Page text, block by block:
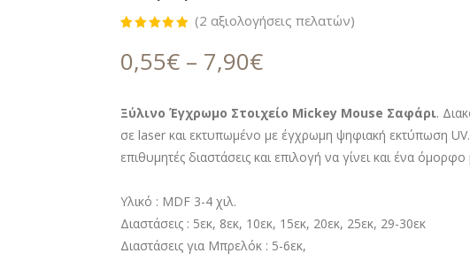
από 5 με
βάση
(2 αξιολογήσεις πελατών)
0,55€ – 7,90€
Ξύλινο Έγχρωμο Στοιχείο Mickey Mouse Σαφάρι.
σε laser και εκτυπωμένο με έγχρωμη ψηφιακή εκτύπωση
επιθυμητές διαστάσεις και επιλογή να γίνει και ένα
Υλικό : MDF 3-4 χιλ.
Διαστάσεις : 5εκ, 8εκ, 10εκ, 15εκ, 20εκ, 25εκ, 29-30εκ
Διαστάσεις για Μπρελόκ : 5-6εκ,